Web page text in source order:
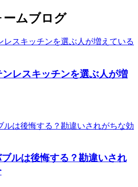
ムブログ
レスキッチンを選ぶ人が増
ルは後悔する？勘違いされ